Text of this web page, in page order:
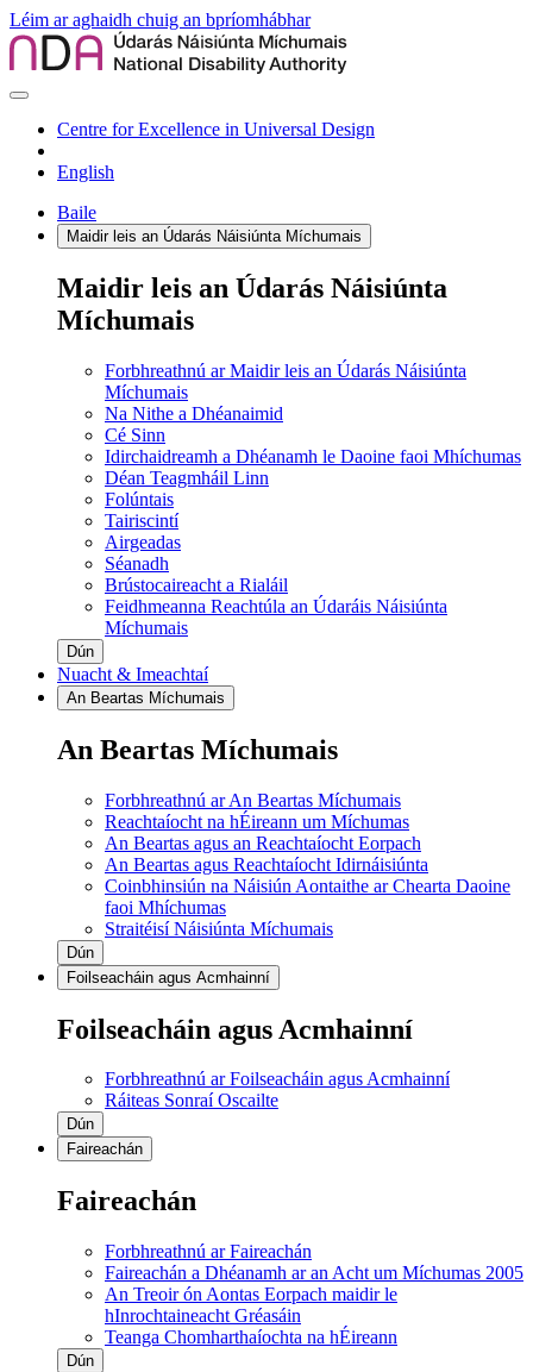
Léim ar aghaidh chuig an bpríomhábhar
Centre for Excellence in Universal Design
English
Baile
Maidir leis an Údarás Náisiúnta Míchumais
Maidir leis an Údarás Náisiúnta
Míchumais
Forbhreathnú ar Maidir leis an Údarás Náisiúnta
Míchumais
Na Nithe a Dhéanaimid
Cé Sinn
Idirchaidreamh a Dhéanamh le Daoine faoi Mhíchumas
Déan Teagmháil Linn
Folúntais
Tairiscintí
Airgeadas
Séanadh
Brústocaireacht a Rialáil
Feidhmeanna Reachtúla an Údaráis Náisiúnta
Míchumais
Dún
Nuacht & Imeachtaí
An Beartas Míchumais
An Beartas Míchumais
Forbhreathnú ar An Beartas Míchumais
Reachtaíocht na hÉireann um Míchumas
An Beartas agus an Reachtaíocht Eorpach
An Beartas agus Reachtaíocht Idirnáisiúnta
Coinbhinsiún na Náisiún Aontaithe ar Chearta Daoine
faoi Mhíchumas
Straitéisí Náisiúnta Míchumais
Dún
Foilseacháin agus Acmhainní
Foilseacháin agus Acmhainní
Forbhreathnú ar Foilseacháin agus Acmhainní
Ráiteas Sonraí Oscailte
Dún
Faireachán
Faireachán
Forbhreathnú ar Faireachán
Faireachán a Dhéanamh ar an Acht um Míchumas 2005
An Treoir ón Aontas Eorpach maidir le
hInrochtaineacht Gréasáin
Teanga Chomharthaíochta na hÉireann
Dún